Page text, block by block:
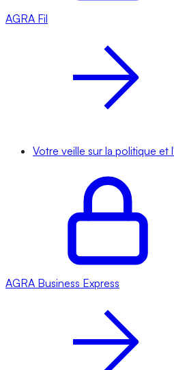
AGRA Fil
Votre veille sur la politique
AGRA Business Express